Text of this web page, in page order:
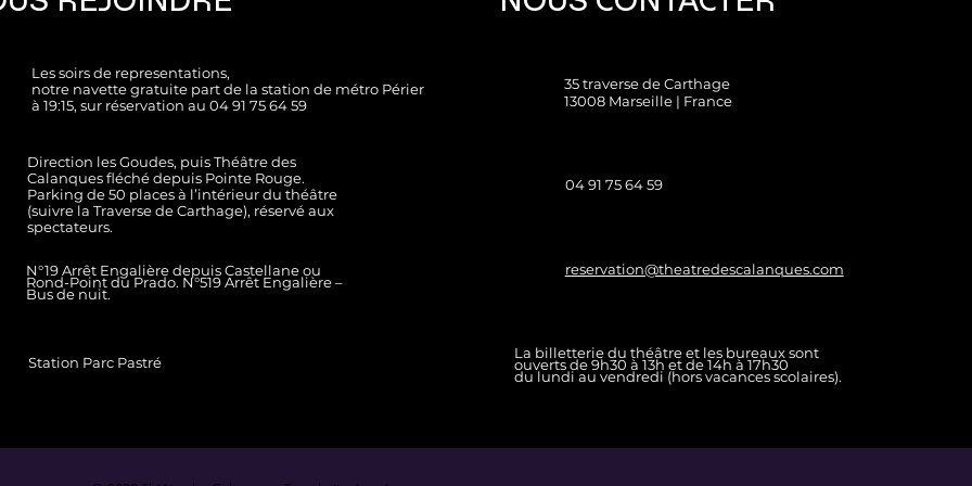
Les soirs de representations,
notre navette gratuite part de la station de métro Périer
à 19:15, sur réservation au 04 91 75 64 59
Direction les Goudes, puis Théâtre des
Calanques fléché depuis Pointe Rouge.
Parking de 50 places à l’intérieur du théâtre
(suivre la Traverse de Carthage), réservé aux
spectateurs.
N°19 Arrêt Engalière depuis Castellane ou
Rond-Point du Prado. N°519 Arrêt Engalière –
Bus de nuit.
Station Parc Pastré
35 traverse de Carthage
13008 Marseille | France
04 91 75 64 59
reservation@theatredescalanques.com
La billetterie du théâtre et les bureaux sont
ouverts de 9h30 à 13h et de 14h à 17h30
du lundi au vendredi (hors vacances scolaires).